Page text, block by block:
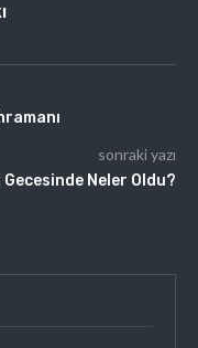
sonraki yazı
Neler Oldu?